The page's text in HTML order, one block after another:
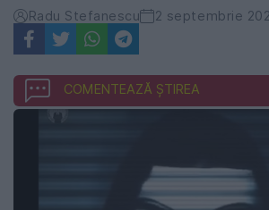
Radu Stefanescu 2 septembrie
COMENTEAZĂ ȘTIREA